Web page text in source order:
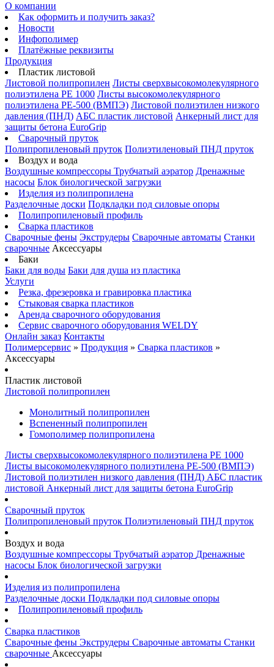
О компании
Как оформить и получить заказ?
Новости
Инфополимер
Платёжные реквизиты
Продукция
Пластик листовой
Листовой полипропилен Листы сверхвысокомолекулярного
полиэтилена PE 1000 Листы высокомолекулярного
полиэтилена РЕ-500 (ВМПЭ) Листовой полиэтилен низкого
давления (ПНД) АБС пластик листовой Анкерный лист для
защиты бетона EuroGrip
Сварочный пруток
Полипропиленовый пруток Полиэтиленовый ПНД пруток
Воздух и вода
Воздушные компрессоры Трубчатый аэратор Дренажные
насосы Блок биологической загрузки
Изделия из полипропилена
Разделочные доски Подкладки под силовые опоры
Полипропиленовый профиль
Сварка пластиков
Сварочные фены Экструдеры Сварочные автоматы Станки
сварочные Аксессуары
Баки
Баки для воды Баки для душа из пластика
Услуги
Резка, фрезеровка и гравировка пластика
Стыковая сварка пластиков
Аренда сварочного оборудования
Сервис сварочного оборудования WELDY
Онлайн заказ Контакты
Полимерсервис » Продукция » Сварка пластиков »
Аксессуары
Пластик листовой
Листовой полипропилен
Монолитный полипропилен
Вспененный полипропилен
Гомополимер полипропилена
Листы сверхвысокомолекулярного полиэтилена PE 1000
Листы высокомолекулярного полиэтилена РЕ-500 (ВМПЭ)
Листовой полиэтилен низкого давления (ПНД) АБС пластик
листовой Анкерный лист для защиты бетона EuroGrip
Сварочный пруток
Полипропиленовый пруток Полиэтиленовый ПНД пруток
Воздух и вода
Воздушные компрессоры Трубчатый аэратор Дренажные
насосы Блок биологической загрузки
Изделия из полипропилена
Разделочные доски Подкладки под силовые опоры
Полипропиленовый профиль
Сварка пластиков
Сварочные фены Экструдеры Сварочные автоматы Станки
сварочные Аксессуары